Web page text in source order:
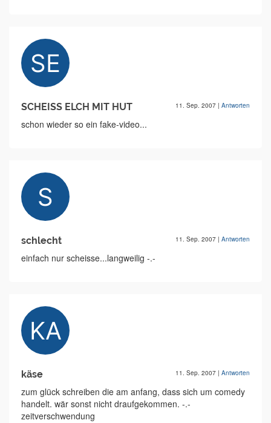
SCHEISS ELCH MIT HUT 11. Sep. 2007 | Antworten
schon wieder so ein fake-video...
schlecht 11. Sep. 2007 | Antworten
einfach nur scheisse...langweilig -.-
käse 11. Sep. 2007 | Antworten
zum glück schreiben die am anfang, dass sich um comedy
handelt. wär sonst nicht draufgekommen. -.-
zeitverschwendung